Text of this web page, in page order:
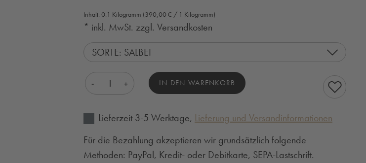
Inhalt: 0.1 Kilogramm (390,00 € / 1 Kilogramm)
* inkl. MwSt. zzgl. Versandkosten
SORTE: SALBEI
Produkt Anzahl: Gib den gewünschten Wert ein oder
IN DEN WARENKORB
Lieferzeit 3-5 Werktage, Lieferung und Versandinformationen
Für die Bezahlung akzeptieren wir grundsätzlich folgende
Methoden: PayPal, Kredit- oder Debitkarte, SEPA-Lastschrift.